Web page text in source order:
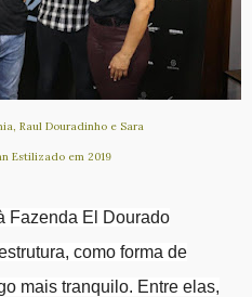
Raul Douradinho e Sara
Estilizado em 2019
Fazenda El Dourado
como forma de
mais tranquilo. Entre elas,